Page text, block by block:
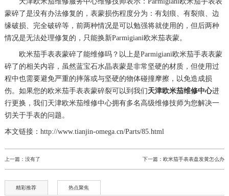
蒙碎了是没有办法修复的，表蒙损伤程度分为：有划痕、有裂痕、边
缘破损、完全破碎等，前两种情况是可以勉强将就使用的，但后两种
情况是无法处理修复的，只能换新Parmigiani欧米茄表蒙。
欧米茄手表表蒙碎了能维修吗？以上是Parmigiani欧米茄手表表蒙
碎了的相关内容，虽然蓝宝石水晶表蒙是非常坚硬的材质，但使用过
程中也需要避免严重的摔落或与坚硬的物体碰撞摩擦，以免造成损
伤。如果您的欧米茄手表表蒙碎裂可以到我们 天津欧米茄维修中心进
行更换，我们天津欧米茄维修中心拥有多名高级维修技师为您解决一
切关于手表的问题。
本文链接：http://www.tianjin-omega.cn/Parts/85.html
上一篇：没有了 下一篇：欧米茄手表表盘发黄怎么办
精彩推荐 热点聚焦